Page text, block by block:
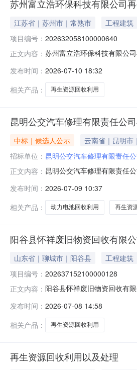
苏州富立浩环保科技有限公司
江苏省｜苏州市｜常熟市 工程建筑
项目编号： 202632058100000640
正文内容： 苏州富立浩环保科技有限公
(万元)2.3拟投入生产运营日
发布时间： 2026-07-10 18:32
相关产品：
再生资源回收利用
昆明公交汽车修理有限责任公
中标｜候选人公示 云南省｜昆明市
招标单位： 昆明公交汽车修理有限责任
正文内容： 昆明公交汽车修理有限责任
发布时间： 2026-07-09 10:37
相关产品：
动力电池回收利用 再生资
阳谷县怀祥废旧物资回收有限
山东省｜聊城市｜阳谷县 工程建筑
项目编号： 202637152100000128
正文内容： 阳谷县怀祥废旧物资回收有
目投资(万元)100环保投资(
发布时间： 2026-07-08 14:58
相关产品：
再生资源回收利用
再生资源回收利用以及处理